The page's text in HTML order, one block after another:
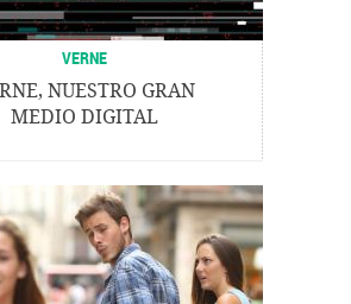
VERNE
NUESTRO GRAN
MEDIO DIGITAL